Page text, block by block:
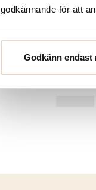
godkännande för att
Godkänn endast